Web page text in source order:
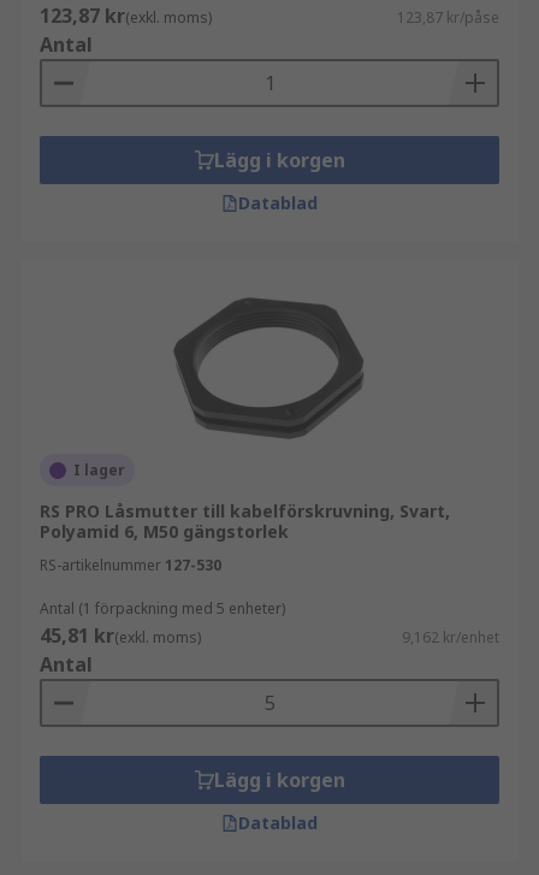
123,87 kr(exkl. moms) 123,87 kr/påse
Antal
Lägg i korgen
Datablad
I lager
RS PRO Låsmutter till kabelförskruvning, Svart,
Polyamid 6, M50 gängstorlek
RS-artikelnummer 127-530
Antal (1 förpackning med 5 enheter)
45,81 kr(exkl. moms) 9,162 kr/enhet
Antal
Lägg i korgen
Datablad